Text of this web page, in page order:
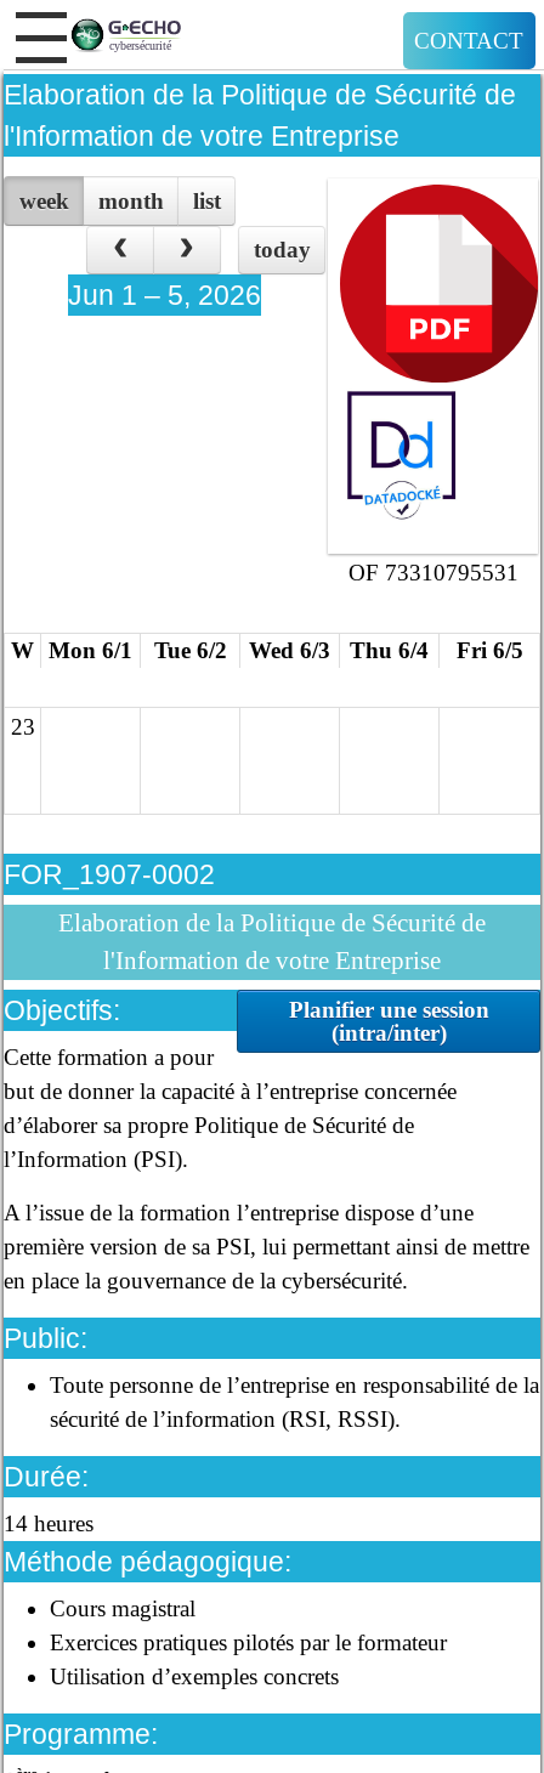
CONTACT
Elaboration de la Politique de Sécurité de
l'Information de votre Entreprise
OF 73310795531
week month
list
today
Jun 1 – 5, 2026
W Mon 6/1 Tue 6/2 Wed 6/3 Thu 6/4 Fri 6/5
23
FOR_1907-0002
Elaboration de la Politique de Sécurité de
l'Information de votre Entreprise
Planifier une session
(intra/inter)
Objectifs:
Cette formation a pour
but de donner la capacité à l’entreprise concernée
d’élaborer sa propre Politique de Sécurité de
l’Information (PSI).
A l’issue de la formation l’entreprise dispose d’une
première version de sa PSI, lui permettant ainsi de mettre
en place la gouvernance de la cybersécurité.
Public:
Toute personne de l’entreprise en responsabilité de la
sécurité de l’information (RSI, RSSI).
Durée:
14 heures
Méthode pédagogique:
Cours magistral
Exercices pratiques pilotés par le formateur
Utilisation d’exemples concrets
Programme: